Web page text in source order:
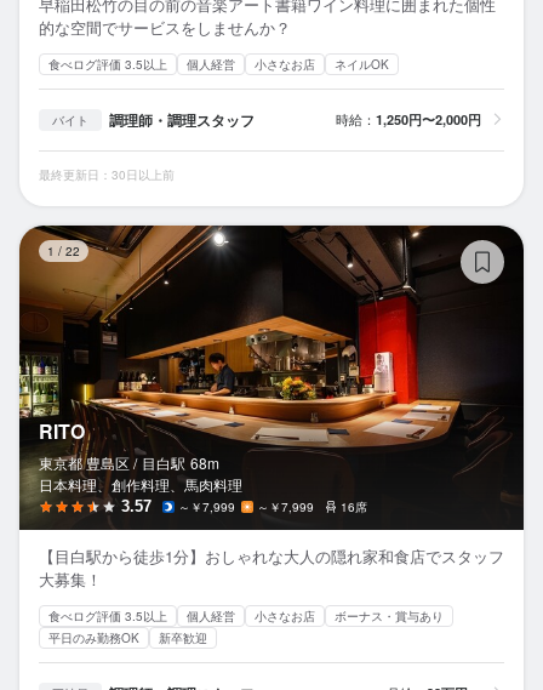
的な空間でサービスをしませんか？
食べログ評価 3.5以上 個人経営 小さなお店 ネイルOK
バイト 調理師・調理スタッフ 時給： 1,250円〜2,000円
最終更新日：30日以上前
1 / 22
RITO
東京都 豊島区 / 目白駅 68m
日本料理、創作料理、馬肉料理
3.57 ～￥7,999 ～￥7,999 16席
【目白駅から徒歩1分】おしゃれな大人の隠れ家和食店でスタッフ
大募集！
食べログ評価 3.5以上 個人経営 小さなお店
ボーナス・賞与あり
平日のみ勤務OK
新卒歓迎